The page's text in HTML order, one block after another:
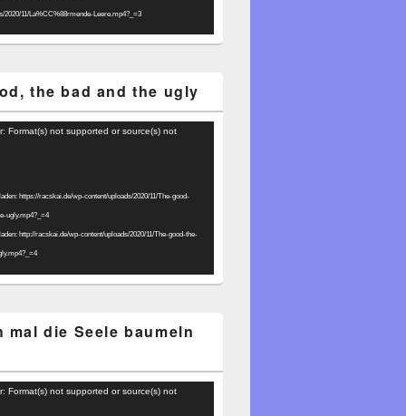
2020/11/La%CC%88rmende-Leere.mp4?_=3
the bad and the ugly
Format(s) not supported or source(s) not
https://racskai.de/wp-content/uploads/2020/11/The-good-
ugly.mp4?_=4
http://racskai.de/wp-content/uploads/2020/11/The-good-the-
mal die Seele baumeln
Format(s) not supported or source(s) not